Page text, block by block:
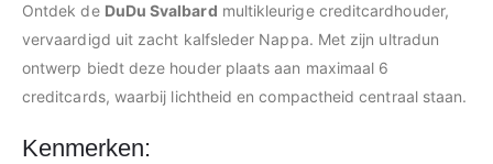
Ontdek de DuDu Svalbard multikleurige creditcardhouder,
vervaardigd uit zacht kalfsleder Nappa. Met zijn ultradun
ontwerp biedt deze houder plaats aan maximaal 6
creditcards, waarbij lichtheid en compactheid centraal staan.
Kenmerken: